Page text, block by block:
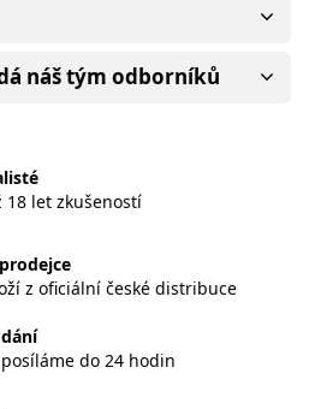
náš tým odborníků
18 let zkušeností
z oficiální české distribuce
do 24 hodin